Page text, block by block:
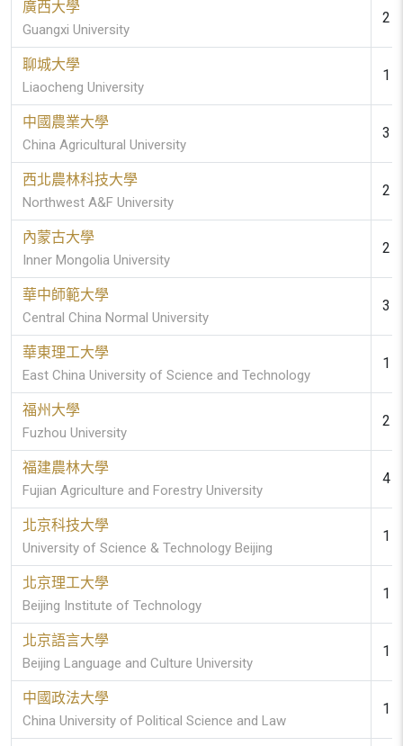
廣西大學
Guangxi University
2 (
聊城大學
Liaocheng University
1
中國農業大學
China Agricultural University
3 (
西北農林科技大學
Northwest A&F University
2 (
內蒙古大學
Inner Mongolia University
2 (
華中師範大學
Central China Normal University
3 (
華東理工大學
East China University of Science and Technology
1
福州大學
Fuzhou University
2 (
福建農林大學
Fujian Agriculture and Forestry University
4 (
北京科技大學
University of Science & Technology Beijing
1
北京理工大學
Beijing Institute of Technology
1
北京語言大學
Beijing Language and Culture University
1
中國政法大學
China University of Political Science and Law
1